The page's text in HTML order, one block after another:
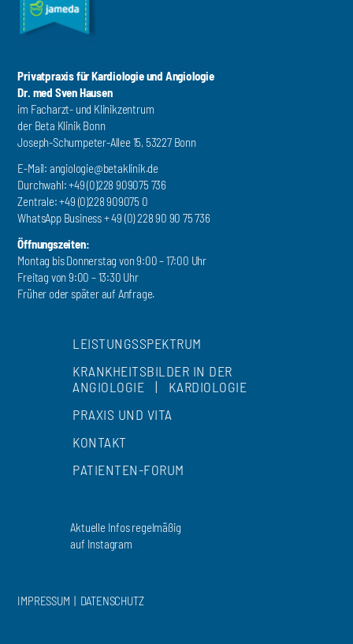
Privatpraxis für Kardiologie und Angiologie
Dr. med Sven Hausen
im Facharzt- und Klinikzentrum
der Beta Klinik Bonn
Joseph-Schumpeter-Allee 15, 53227 Bonn
E-Mail: angiologie@betaklinik.de
Durchwahl: +49 (0)228 909075 736
Zentrale: +49 (0)228 909075 0
WhatsApp Business + 49 (0) 228 90 90 75 736
Öffnungszeiten:
Montag bis Donnerstag von 9:00 – 17:00 Uhr
Freitag von 9:00 – 13:30 Uhr
Früher oder später auf Anfrage.
LEISTUNGSSPEKTRUM
KRANKHEITSBILDER IN DER
ANGIOLOGIE
|
KARDIOLOGIE
PRAXIS UND VITA
KONTAKT
PATIENTEN-FORUM
Aktuelle Infos regelmäßig
auf Instagram
IMPRESSUM | DATENSCHUTZ